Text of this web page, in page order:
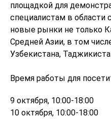
площадкой для
специалистам в области
новые рынки не только
Средней Азии, в том
Узбекистана,
Время работы для
9 октября, 10:00-18:00
10 октября, 10:00-18:00